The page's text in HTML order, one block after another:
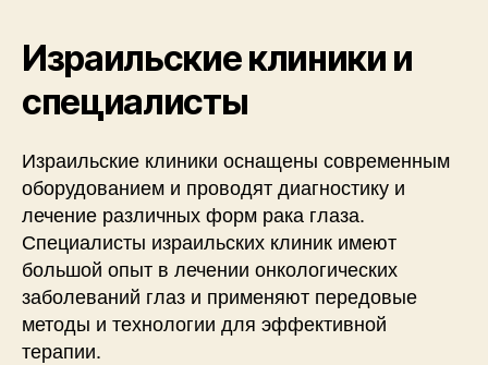
Израильские клиники и
специалисты
Израильские клиники оснащены современным
оборудованием и проводят диагностику и
лечение различных форм рака глаза.
Специалисты израильских клиник имеют
большой опыт в лечении онкологических
заболеваний глаз и применяют передовые
методы и технологии для эффективной
терапии.